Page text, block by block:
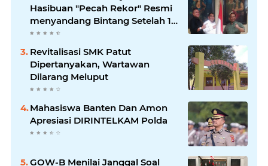
Hasibuan "Pecah Rekor" Resmi
menyandang Bintang Setelah 14
Tahun Ngejokrok Berpangjat
Kombes
Revitalisasi SMK Patut
Dipertanyakan, Wartawan
Dilarang Meluput
Mahasiswa Banten Dan Amon
Apresiasi DIRINTELKAM Polda
GOW-B Menilai Janggal Soal